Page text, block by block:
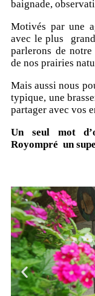
baignade,
Motivés par une
avec le plus
parlerons de
de nos prairies
Mais aussi nous
typique, une
partager avec vos
Un seul mot
Royompré un